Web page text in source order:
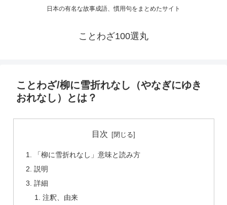
日本の有名な故事成語、慣用句をまとめたサイト
ことわざ100選丸
ことわざ/柳に雪折れなし（やなぎにゆき
おれなし）とは？
目次
「柳に雪折れなし」意味と読み方
説明
詳細
注釈、由来